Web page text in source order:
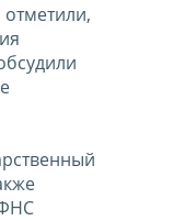
отметили,